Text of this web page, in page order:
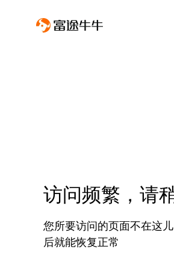
访问频繁，请
您所要访问的页面不在这
后就能恢复正常